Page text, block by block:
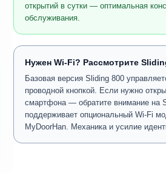
открытий в сутки — оптимальная
обслуживания.
Нужен Wi-Fi? Рассмотрите
Базовая версия Sliding 800
проводной кнопкой. Если нужно
смартфона — обратите внимание на
поддерживает опциональный Wi-Fi
MyDoorHan. Механика и усилие